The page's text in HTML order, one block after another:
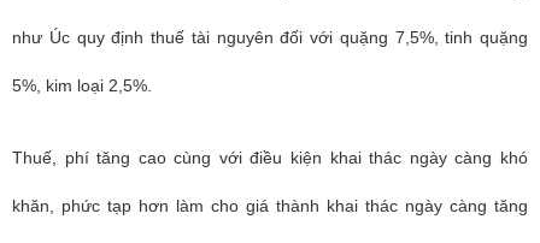
như Úc quy định thuế tài nguyên đối với quặng 7,5%, tinh quặng
5%, kim loại 2,5%.
Thuế, phí tăng cao cùng với điều kiện khai thác ngày càng khó
khăn, phức tạp hơn làm cho giá thành khai thác ngày càng tăng